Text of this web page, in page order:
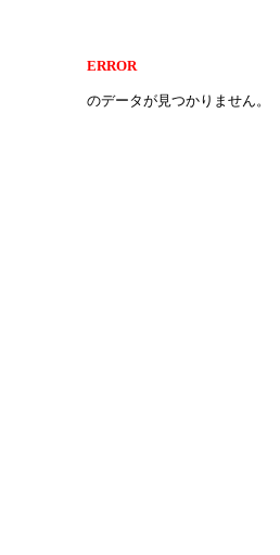
ERROR
のデータが見つかりません。